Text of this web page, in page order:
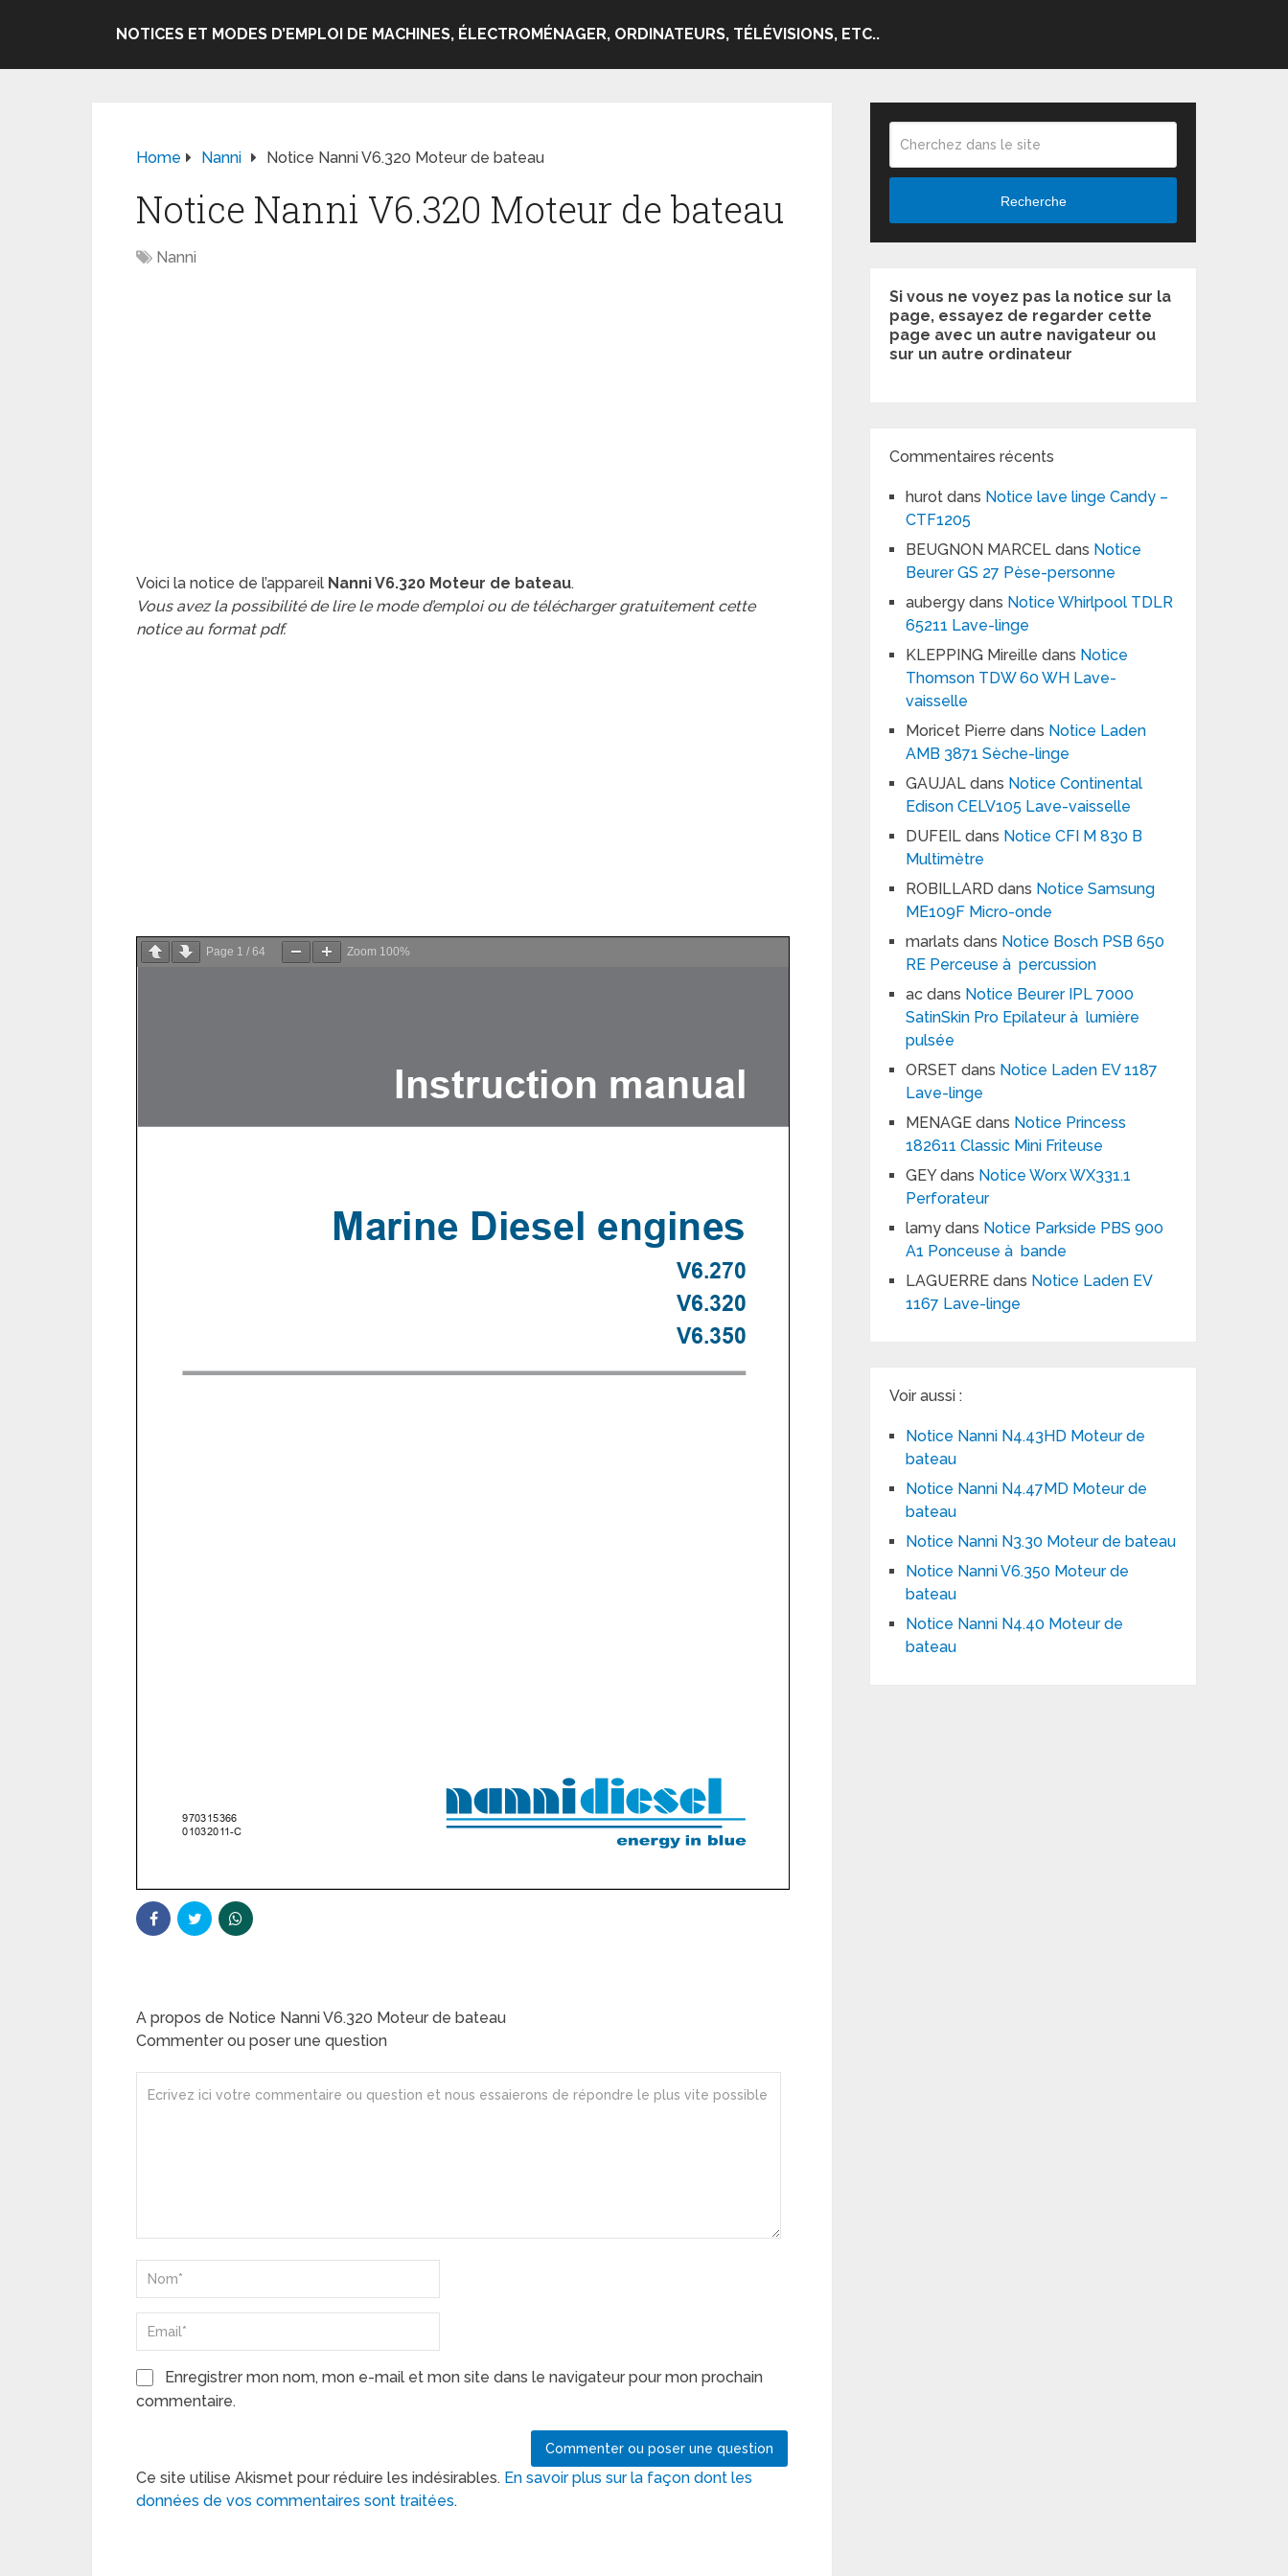
NOTICES ET MODES D’EMPLOI DE MACHINES, ÉLECTROMÉNAGER, ORDINATEURS, TÉLÉVISIONS, ETC..
Home Nanni Notice Nanni V6.320 Moteur de bateau
Notice Nanni V6.320 Moteur de bateau
Nanni
Voici la notice de l’appareil Nanni V6.320 Moteur de bateau.
Vous avez la possibilité de lire le mode d’emploi ou de télécharger gratuitement cette
notice au format pdf.
Page 1 / 64 Zoom 100%
A propos de Notice Nanni V6.320 Moteur de bateau
Commenter ou poser une question
Enregistrer mon nom, mon e-mail et mon site dans le navigateur pour mon prochain
commentaire.
Ce site utilise Akismet pour réduire les indésirables. En savoir plus sur la façon dont les
données de vos commentaires sont traitées.
Recherche
Si vous ne voyez pas la notice sur la
page, essayez de regarder cette
page avec un autre navigateur ou
sur un autre ordinateur
Commentaires récents
hurot dans Notice lave linge Candy –
CTF1205
BEUGNON MARCEL dans Notice
Beurer GS 27 Pèse-personne
aubergy dans Notice Whirlpool TDLR
65211 Lave-linge
KLEPPING Mireille dans Notice
Thomson TDW 60 WH Lave-
vaisselle
Moricet Pierre dans Notice Laden
AMB 3871 Sèche-linge
GAUJAL dans Notice Continental
Edison CELV105 Lave-vaisselle
DUFEIL dans Notice CFI M 830 B
Multimètre
ROBILLARD dans Notice Samsung
ME109F Micro-onde
marlats dans Notice Bosch PSB 650
RE Perceuse à percussion
ac dans Notice Beurer IPL 7000
SatinSkin Pro Epilateur à lumière
pulsée
ORSET dans Notice Laden EV 1187
Lave-linge
MENAGE dans Notice Princess
182611 Classic Mini Friteuse
GEYdans Notice Worx WX331.1
Perforateur
lamy dans Notice Parkside PBS 900
A1 Ponceuse à bande
LAGUERRE dans Notice Laden EV
1167 Lave-linge
Voir aussi :
Notice Nanni N4.43HD Moteur de
bateau
Notice Nanni N4.47MD Moteur de
bateau
Notice Nanni N3.30 Moteur de bateau
Notice Nanni V6.350 Moteur de
bateau
Notice Nanni N4.40 Moteur de
bateau